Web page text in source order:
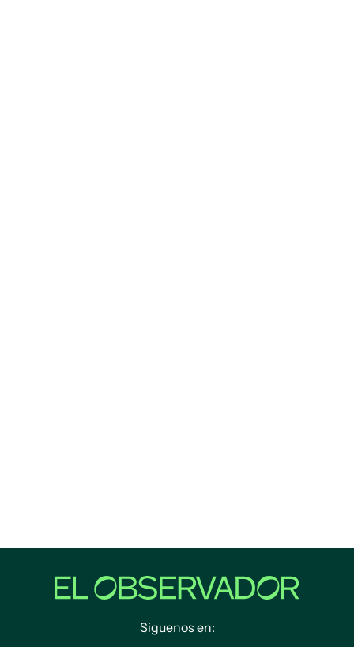
Siguenos en: